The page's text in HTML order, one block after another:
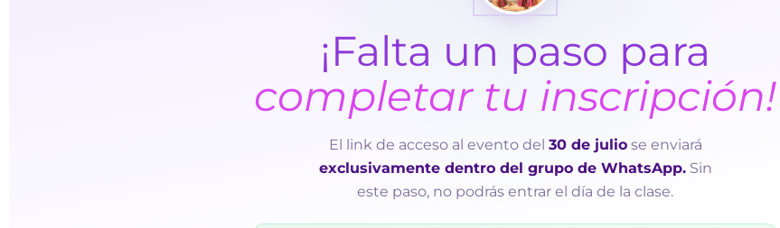
¡Falta un paso para
completar tu inscripción!
El link de acceso al evento del 30 de juliose enviará
exclusivamente dentro del grupo de WhatsApp.Sin
este paso, no podrás entrar el día de la clase.